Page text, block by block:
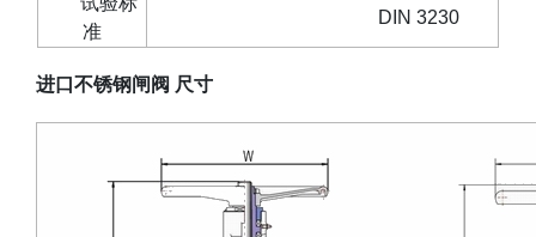
准
DIN 3230
进口不锈钢闸阀 尺寸